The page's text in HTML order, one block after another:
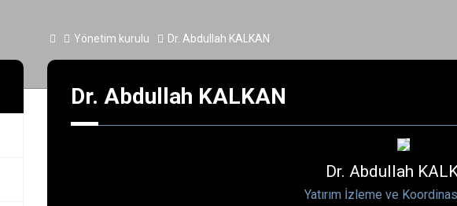
Yönetim kurulu Dr. Abdullah KALKAN
Dr. Abdullah KALKAN
Dr. Abdullah
Yatırım İzleme ve